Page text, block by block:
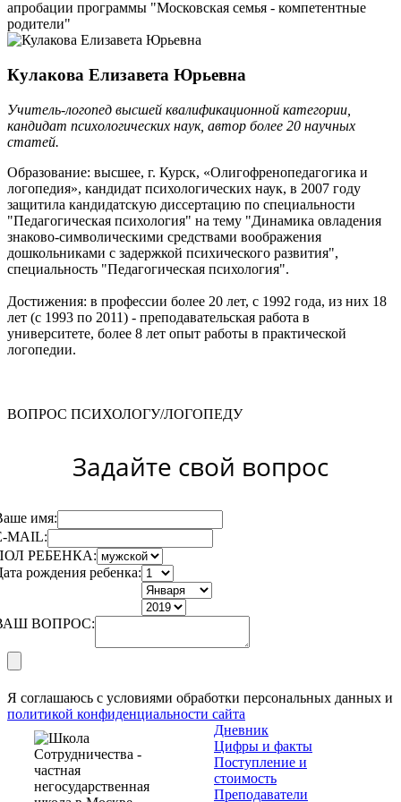
апробации программы "Московская семья - компетентные
родители"
Кулакова Елизавета Юрьевна
Учитель-логопед высшей квалификационной категории,
кандидат психологических наук, автор более 20 научных
статей.
Образование: высшее, г. Курск, «Олигофренопедагогика и
логопедия», кандидат психологических наук, в 2007 году
защитила кандидатскую диссертацию по специальности
"Педагогическая психология" на тему "Динамика овладения
знаково-символическими средствами воображения
дошкольниками с задержкой психического развития",
специальность "Педагогическая психология".
Достижения: в профессии более 20 лет, с 1992 года, из них 18
лет (с 1993 по 2011) - преподавательская работа в
университете, более 8 лет опыт работы в практической
логопедии.
ВОПРОС ПСИХОЛОГУ/ЛОГОПЕДУ
Задайте свой вопрос
имя:
MAIL:
РЕБЕНКА:
рождения ребенка:
ВОПРОС:
Я соглашаюсь с условиями обработки персональных данных и
политикой конфиденциальности сайта
Дневник
Цифры и факты
Поступление и
стоимость
Преподаватели